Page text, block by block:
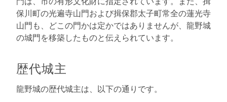
保川町の光遍寺山門および揖保郡太子町常全の蓮光寺
山門も、どこの門かは定かではありませんが、龍野城
の城門を移築したものと伝えられています。
歴代城主
龍野城の歴代城主は、以下の通りです。